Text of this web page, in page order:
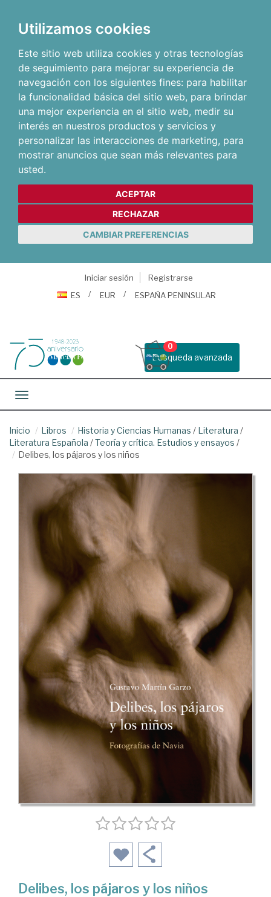
Utilizamos cookies
Este sitio web utiliza cookies y otras tecnologías
de seguimiento para mejorar su experiencia de
navegación con los siguientes fines: para habilitar
la funcionalidad básica del sitio web, para brindar
una mejor experiencia en el sitio web, medir su
interés en nuestros productos y servicios y
personalizar las interacciones de marketing, para
mostrar anuncios que sean más relevantes para
usted.
ACEPTAR
RECHAZAR
CAMBIAR PREFERENCIAS
Iniciar sesión
Registrarse
ES
EUR ESPAÑA PENINSULAR
Busqueda avanzada
0
Toggle navigation
Inicio Libros Historia y Ciencias Humanas / Literatura /
Literatura Española /Teoría y crítica. Estudios y ensayos /
Delibes, los pájaros y los niños
Delibes, los pájaros y los niños